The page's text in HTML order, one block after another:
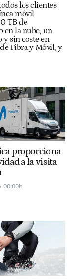
los clientes
móvil
TB de
en la nube, un
sin coste en
Fibra y Móvil, y
proporciona
a la visita
00:00h